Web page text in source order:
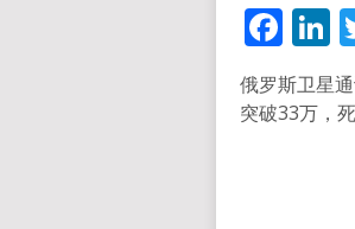
俄罗斯卫星
突破33万，